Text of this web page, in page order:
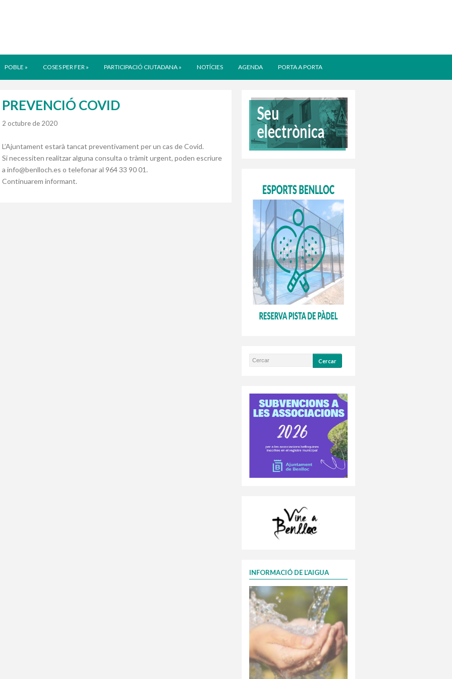
POBLE » COSES PER FER » PARTICIPACIÓ CIUTADANA » NOTÍCIES AGENDA PORTA A PORTA
PREVENCIÓ COVID
2 octubre de 2020
L’Ajuntament estarà tancat preventivament per un cas de Covid.
Si necessiten realitzar alguna consulta o tràmit urgent, poden escriure
a info@benlloch.es o telefonar al 964 33 90 01.
Continuarem informant.
INFORMACIÓ DE L’AIGUA